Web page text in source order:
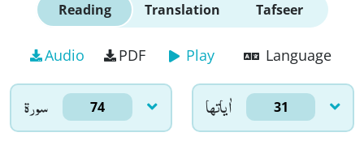
Reading Translation Tafseer
Audio PDF Play Language
سورۃ 74 اٰياتها 31